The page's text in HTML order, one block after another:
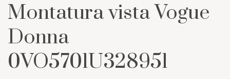
Montatura vista Vogue
Donna
0VO5701U328951